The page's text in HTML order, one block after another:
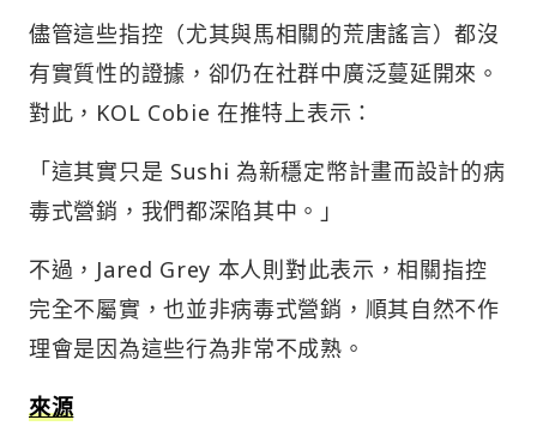
儘管這些指控（尤其與馬相關的荒唐謠言）都沒
有實質性的證據，卻仍在社群中廣泛蔓延開來。
對此，KOL Cobie 在推特上表示：
「這其實只是 Sushi 為新穩定幣計畫而設計的病
毒式營銷，我們都深陷其中。」
不過，Jared Grey 本人則對此表示，相關指控
完全不屬實，也並非病毒式營銷，順其自然不作
理會是因為這些行為非常不成熟。
來源